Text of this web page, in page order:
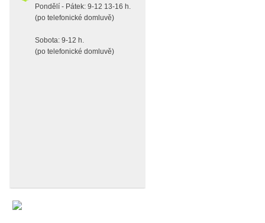
Pondělí - Pátek: 9-12 13-16 h.
(po telefonické domluvě)
Sobota: 9-12 h.
(po telefonické domluvě)